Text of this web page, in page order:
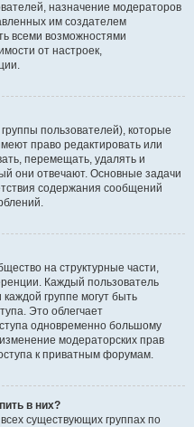
назначение модераторов
им создателем
всеми возможностями
от настроек,
пользователей), которые
право редактировать или
перемещать, удалять и
они отвечают. Основные задачи
содержания сообщений
на структурные части,
Каждый пользователь
каждой группе могут быть
Это облегчает
одновременно большому
модераторских прав
к приватным форумам.
в них?
существующих группах по